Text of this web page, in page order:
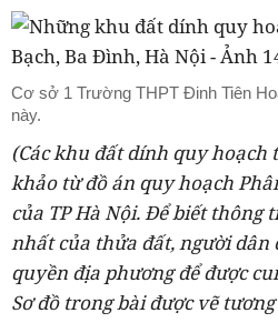
Cơ sở 1 Trường THPT Đinh Tiên
này.
(Các khu đất dính quy hoạch
khảo từ đồ án quy hoạch
của TP Hà Nội. Để biết thông
nhất của thửa đất, người dân
quyền địa phương để được
Sơ đồ trong bài được vẽ